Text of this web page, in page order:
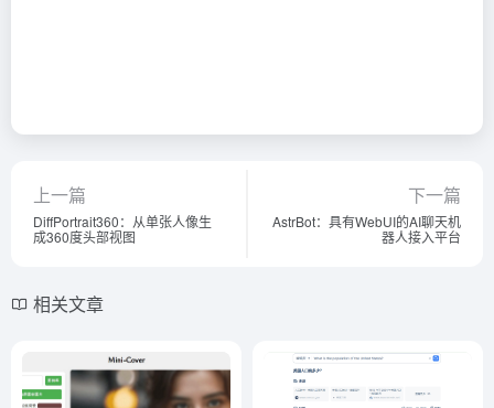
上一篇
DiffPortrait360：从单张人像生
成360度头部视图
下一篇
AstrBot：具有WebUI的AI聊天机
器人接入平台
相关文章